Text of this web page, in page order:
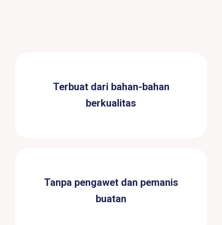
Terbuat dari bahan-bahan
berkualitas
Tanpa pengawet dan pemanis
buatan